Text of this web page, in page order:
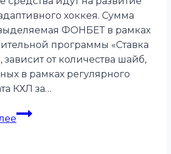
хоккея. Сумма
ФОНБЕТ в рамках
программы «Ставка
зависит от количества шайб,
в рамках регулярного
КХЛ за…
Стартовал
новый